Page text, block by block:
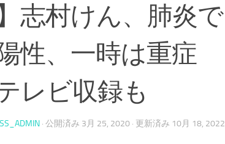
志村けん、肺炎で
性、一時は重症
レビ収録も
· 公開済み 3月 25, 2020 · 更新済み 10月 18, 2022